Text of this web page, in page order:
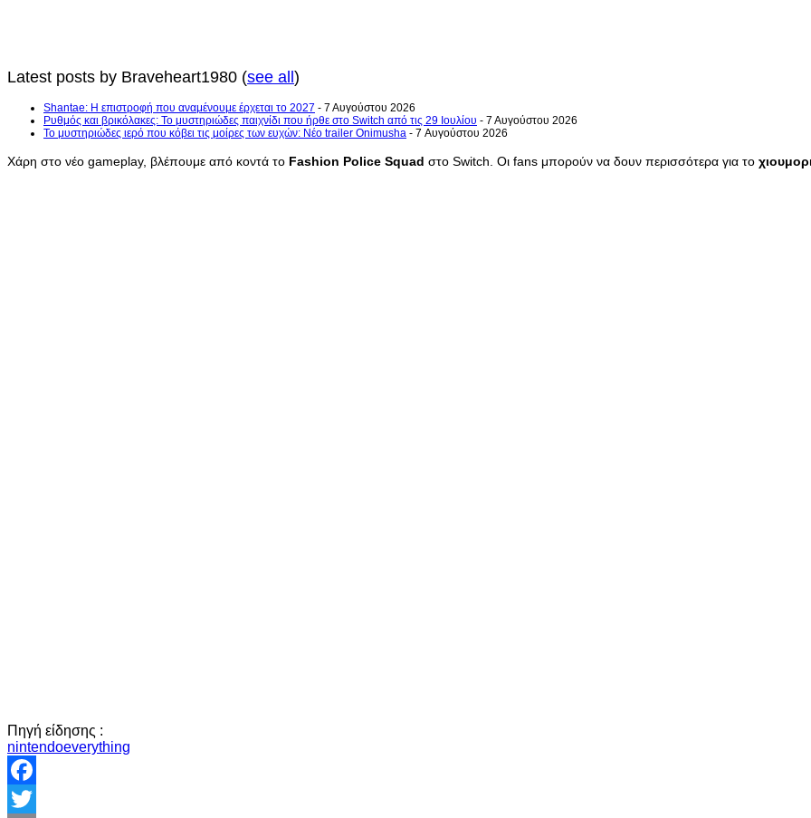
Latest posts by Braveheart1980 (see all)
Shantae: Η επιστροφή που αναμένουμε έρχεται το 2027 - 7 Αυγούστου 2026
Ρυθμός και βρικόλακες: Το μυστηριώδες παιχνίδι που ήρθε στο Switch από τις 29 Ιουλίου - 7 Αυγούστου 2026
Το μυστηριώδες ιερό που κόβει τις μοίρες των ευχών: Νέο trailer Onimusha - 7 Αυγούστου 2026
Χάρη στο νέο gameplay, βλέπουμε από κοντά το Fashion Police Squad στο Switch. Οι fans μπορούν να δουν περισσότερα για το
Πηγή είδησης :
nintendoeverything
Facebook